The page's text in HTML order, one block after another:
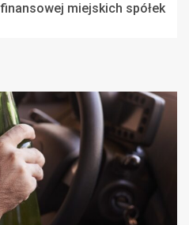
finansowej miejskich spółek